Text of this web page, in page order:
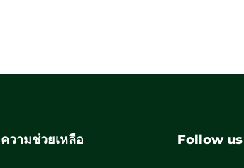
ความช่วยเหลือ Follow us